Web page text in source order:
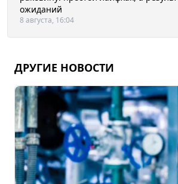
ожиданий
8 августа, 16:04
ДРУГИЕ НОВОСТИ